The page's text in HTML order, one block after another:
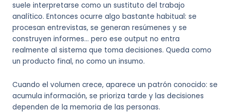
suele interpretarse como un sustituto del trabajo
analítico. Entonces ocurre algo bastante habitual: se
procesan entrevistas, se generan resúmenes y se
construyen informes… pero ese output no entra
realmente al sistema que toma decisiones. Queda como
un producto final, no como un insumo.
Cuando el volumen crece, aparece un patrón conocido: se
acumula información, se prioriza tarde y las decisiones
dependen de la memoria de las personas.